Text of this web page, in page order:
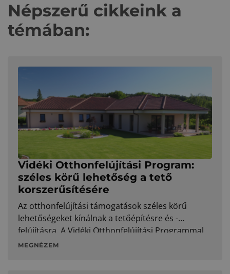
Népszerű cikkeink a
témában:
Vidéki Otthonfelújítási Program:
széles körű lehetőség a tető
korszerűsítésére
Az otthonfelújítási támogatások széles körű
lehetőségeket kínálnak a tetőépítésre és -
felújításra. A Vidéki Otthonfelújítási Programmal
akár energetikai tanúsítvány nélkül vághatunk
MEGNÉZEM